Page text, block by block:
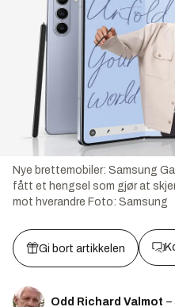
Nye brettemobiler: Samsung
fått et hengsel som gjør at
mot hverandre Foto: Samsung
Gi bort artikkelen
Odd Richard Valmot –